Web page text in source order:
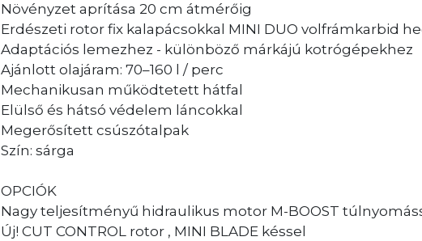
Növényzet aprítása 20 cm átmérőig
Erdészeti rotor fix kalapácsokkal MINI DUO volfrámkarbid
Adaptációs lemezhez - különböző márkájú kotrógépekhez
Ajánlott olajáram: 70–160 l / perc
Mechanikusan működtetett hátfal
Elülső és hátsó védelem láncokkal
Megerősített csúszótalpak
Szín: sárga
OPCIÓK
Nagy teljesítményű hidraulikus motor M-BOOST
Új! CUT CONTROL rotor , MINI BLADE késsel